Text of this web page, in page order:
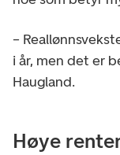
–
i år, men det er
Haugland.
Høye